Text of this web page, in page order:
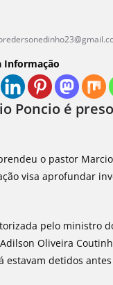
Informação
Poncio é
o pastor
visa aprofundar
pelo ministro
Oliveira
estavam detidos